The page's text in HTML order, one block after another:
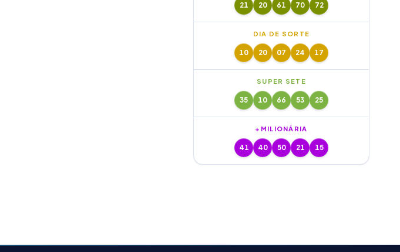
21 20 61 70 72
DIA DE SORTE
10 20 07 24 17
SUPER SETE
35 10 66 53 25
+MILIONÁRIA
41 40 50 21 15